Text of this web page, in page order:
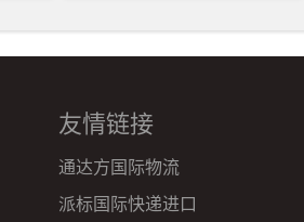
友情链接
通达方国际物流
派标国际快递进口